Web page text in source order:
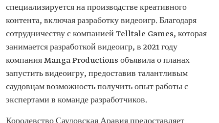
специализируется на производстве креативного
контента, включая разработку видеоигр. Благодаря
сотрудничеству с компанией Telltale Games, которая
занимается разработкой видеоигр, в 2021 году
компания Manga Productions объявила о планах
запустить видеоигру, предоставив талантливым
саудовцам возможность получить опыт работы с
экспертами в команде разработчиков.